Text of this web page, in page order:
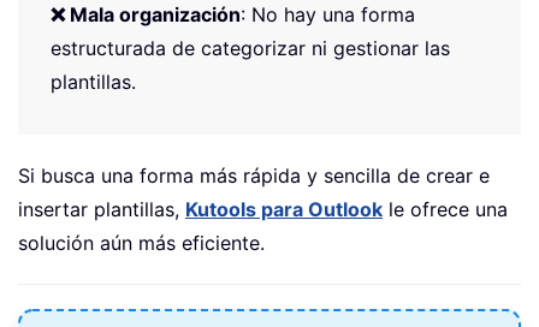
❌ Mala organización: No hay una forma
estructurada de categorizar ni gestionar las
plantillas.
Si busca una forma más rápida y sencilla de crear e
insertar plantillas, Kutools para Outlook le ofrece una
solución aún más eficiente.